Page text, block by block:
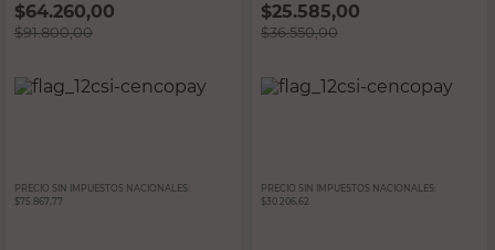
$64.260,00
$91.800,00
PRECIO SIN IMPUESTOS NACIONALES:
$75.867,77
$25.585,00
$36.550,00
PRECIO SIN IMPUESTOS NACIONALES:
$30.206,62